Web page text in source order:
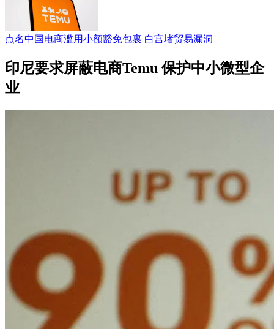
点名中国电商滥用小额豁免包裹 白宫堵贸易漏洞
印尼要求屏蔽电商Temu 保护中小微型企
业